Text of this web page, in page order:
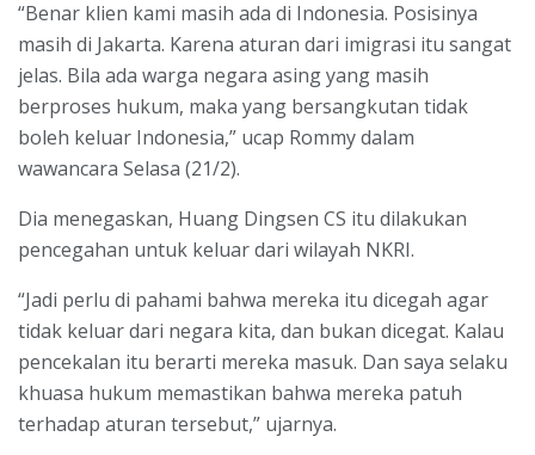
“Benar klien kami masih ada di Indonesia. Posisinya
masih di Jakarta. Karena aturan dari imigrasi itu sangat
jelas. Bila ada warga negara asing yang masih
berproses hukum, maka yang bersangkutan tidak
boleh keluar Indonesia,” ucap Rommy dalam
wawancara Selasa (21/2).
Dia menegaskan, Huang Dingsen CS itu dilakukan
pencegahan untuk keluar dari wilayah NKRI.
“Jadi perlu di pahami bahwa mereka itu dicegah agar
tidak keluar dari negara kita, dan bukan dicegat. Kalau
pencekalan itu berarti mereka masuk. Dan saya selaku
khuasa hukum memastikan bahwa mereka patuh
terhadap aturan tersebut,” ujarnya.